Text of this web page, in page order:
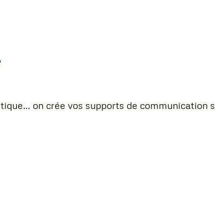
on crée vos supports de communication